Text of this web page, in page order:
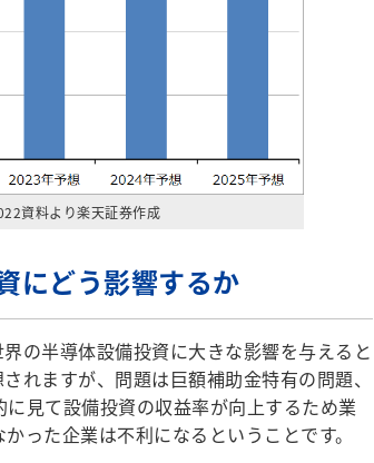
資料より楽天証券作成
にどう影響するか
の半導体設備投資に大きな影響を与えると
れますが、問題は巨額補助金特有の問題、
見て設備投資の収益率が向上するため業
った企業は不利になるということです。